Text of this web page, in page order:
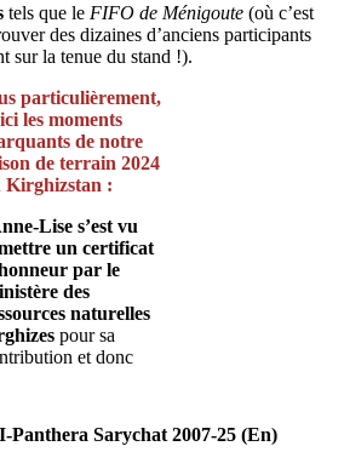
tels que le FIFO de Ménigoute (où c’est
des dizaines d’anciens participants
sur la tenue du stand !).
particulièrement,
les moments
de notre
de terrain 2024
Kirghizstan :
Panthera Sarychat 2007-25 (En)
Lise s’est vu
un certificat
par le
des
naturelles
pour sa
et donc